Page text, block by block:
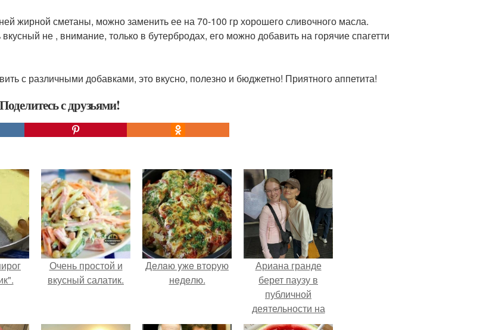
жирной сметаны, можно заменить ее на 70-100 гр хорошего сливочного масла.
не , внимание, только в бутербродах, его можно добавить на горячие спагетти
с различными добавками, это вкусно, полезно и бюджетно! Приятного аппетита!
с друзьями!
Очень простой и
вкусный салатик.
Дeлaю yжe втopую
нeдeлю.
Ариана гранде
берет паузу в
публичной
деятельности на
фоне слухов о